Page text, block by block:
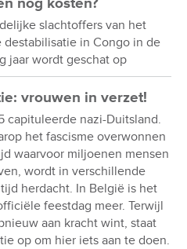
slachtoffers van het
in Congo in de
jaar wordt geschat op
vrouwen in verzet!
capituleerde nazi-Duitsland.
het fascisme overwonnen
waarvoor miljoenen mensen
wordt in verschillende
herdacht. In België is het
feestdag meer. Terwijl
aan kracht wint, staat
op om hier iets aan te doen.